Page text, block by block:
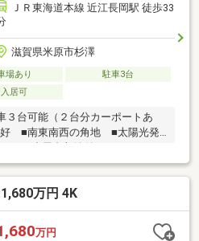
ＪＲ東海道本線 近江長岡駅 徒歩33
滋賀県米原市杉澤
場あり
駐車3台
居可
台可能（２台分カーポートあ
■南東南西の角地 ■太陽光発
ト＆小屋裏収納付き
万円 4K
万円